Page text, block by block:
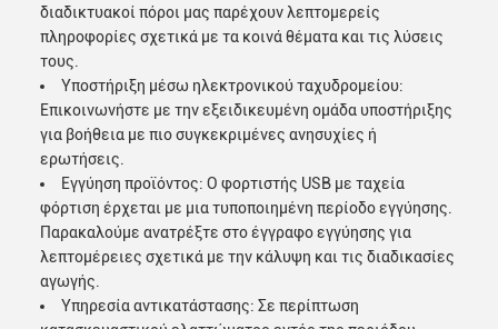
διαδικτυακοί πόροι μας παρέχουν λεπτομερείς
πληροφορίες σχετικά με τα κοινά θέματα και τις λύσεις
τους.
Υποστήριξη μέσω ηλεκτρονικού ταχυδρομείου:
Επικοινωνήστε με την εξειδικευμένη ομάδα υποστήριξης
για βοήθεια με πιο συγκεκριμένες ανησυχίες ή
ερωτήσεις.
Εγγύηση προϊόντος: Ο φορτιστής USB με ταχεία
φόρτιση έρχεται με μια τυποποιημένη περίοδο εγγύησης.
Παρακαλούμε ανατρέξτε στο έγγραφο εγγύησης για
λεπτομέρειες σχετικά με την κάλυψη και τις διαδικασίες
αγωγής.
Υπηρεσία αντικατάστασης: Σε περίπτωση